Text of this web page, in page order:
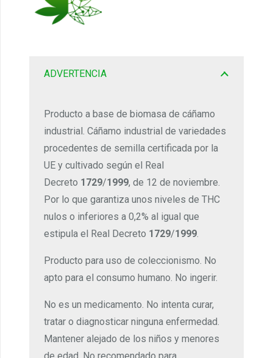
ADVERTENCIA
Producto a base de biomasa de cáñamo
industrial. Cáñamo industrial de variedades
procedentes de semilla certificada por la
UE y cultivado según el Real
Decreto 1729/1999, de 12 de noviembre.
Por lo que garantiza unos niveles de THC
nulos o inferiores a 0,2% al igual que
estipula el Real Decreto 1729/1999.
Producto para uso de coleccionismo. No
apto para el consumo humano. No ingerir.
No es un medicamento. No intenta curar,
tratar o diagnosticar ninguna enfermedad.
Mantener alejado de los niños y menores